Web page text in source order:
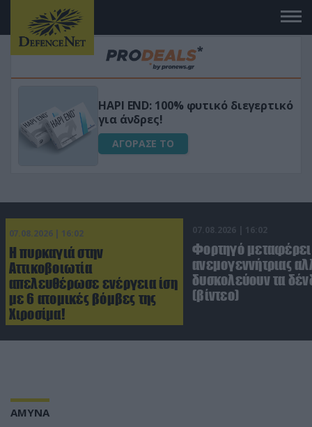
Μεταμόρφωσε τον κήπο σου με το
Ultra Box Μίνι Αλυσοπρίονο με
μπαταρία λιθίου
ΑΓΟΡΑΣΕ ΤΟ
07.08.2026 | 16:02
Η πυρκαγιά στην
Αττικοβοιωτία
απελευθέρωσε ενέργεια ίση
με 6 ατομικές βόμβες της
Χιροσίμα!
07.08.2026 | 16:02
Φορτηγό μεταφέρει
ανεμογεννήτριας
δυσκολεύουν τα
(βίντεο)
ΑΜΥΝΑ